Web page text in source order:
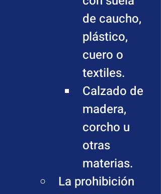
de caucho,
plástico,
cuero o
textiles.
Calzado de
madera,
corcho u
otras
materias.
La prohibición